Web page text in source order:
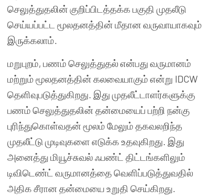
செலுத்துதலின் குறிப்பிடத்தக்க பகுதி முதலீடு
செய்யப்பட்ட மூலதனத்தின் மீதான வருவாயாகவும்
இருக்கலாம்.
மறுபுறம், பணம் செலுத்துதல் என்பது வருமானம்
மற்றும் மூலதனத்தின் கலவையாகும் என்று IDCW
தெளிவுபடுத்துகிறது. இது முதலீட்டாளர்களுக்கு
பணம் செலுத்துதலின் தன்மையைப் பற்றி நன்கு
புரிந்துகொள்வதன் மூலம் மேலும் தகவலறிந்த
முதலீட்டு முடிவுகளை எடுக்க உதவுகிறது. இது
அனைத்து மியூச்சுவல் ஃபண்ட் திட்டங்களிலும்
டிவிடெண்ட் வருமானத்தை வெளிப்படுத்துவதில்
அதிக சீரான தன்மையை உறுதி செய்கிறது.